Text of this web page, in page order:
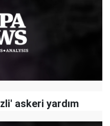
askeri yardım